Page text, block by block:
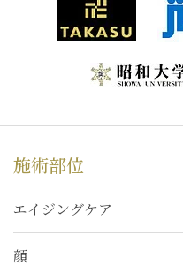
施術部位
エイジングケア
顔